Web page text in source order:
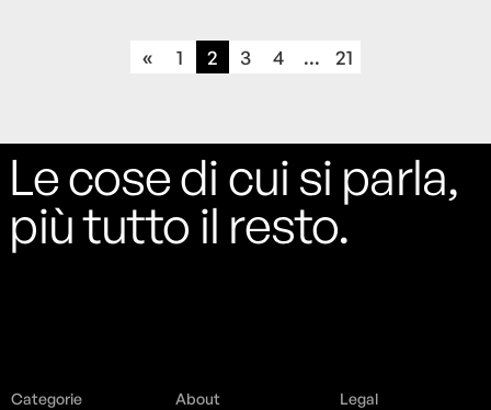
« 1 2 3 4 ... 21
Le cose di cui si parla,
più tutto il resto.
Categorie
About
Legal